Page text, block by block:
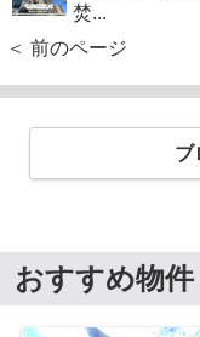
焚...
＜ 前のページ
ブ
おすすめ物件